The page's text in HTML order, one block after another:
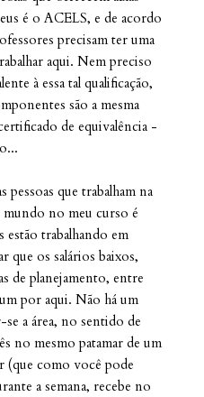
é o ACELS, e de acordo
precisam ter uma
aqui. Nem preciso
à essa tal qualificação,
são a mesma
de equivalência -
que trabalham na
no meu curso é
trabalhando em
que os salários baixos,
de planejamento, entre
por aqui. Não há um
a área, no sentido de
no mesmo patamar de um
(que como você pode
a semana, recebe no